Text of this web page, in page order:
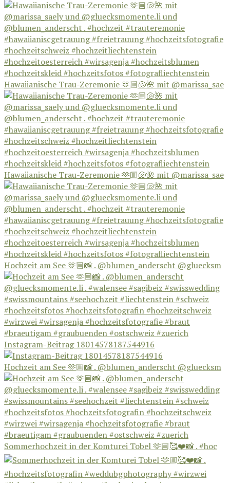
Hawaiianische Trau-Zeremonie 🫶🏼🐚🌺 mit @marissa_sae
Hawaiianische Trau-Zeremonie 🫶🏼🐚🌺 mit @marissa_sae
Hochzeit am See 🫶🏼📸 . @blumen_anderscht @gluecksm
Instagram-Beitrag 18014578187544916
Hochzeit am See 🫶🏼📸 . @blumen_anderscht @gluecksm
Sommerhochzeit in der Komturei Tobel 🫶🏼🥰❤️📸 . #hoc